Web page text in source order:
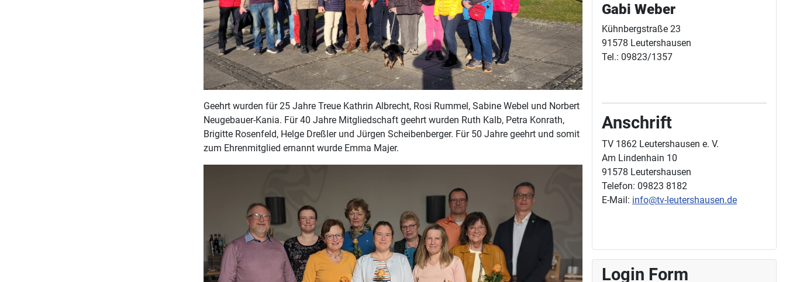
Geehrt wurden für 25 Jahre Treue Kathrin Albrecht, Rosi Rummel, Sabine Webel und Norbert
Neugebauer-Kania. Für 40 Jahre Mitgliedschaft geehrt wurden Ruth Kalb, Petra Konrath,
Brigitte Rosenfeld, Helge Dreßler und Jürgen Scheibenberger. Für 50 Jahre geehrt und somit
zum Ehrenmitglied ernannt wurde Emma Majer.
Gabi Weber
Kühnbergstraße 23
91578 Leutershausen
Tel.: 09823/1357
Anschrift
TV 1862 Leutershausen e. V.
Am Lindenhain 10
91578 Leutershausen
Telefon: 09823 8182
E-Mail: info@tv-leutershausen.de
Login Form